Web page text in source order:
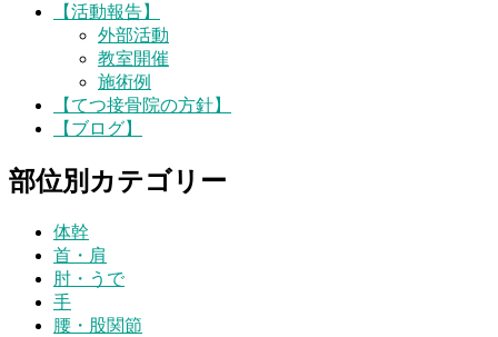
【活動報告】
外部活動
教室開催
施術例
【てつ接骨院の方針】
【ブログ】
部位別カテゴリー
体幹
首・肩
肘・うで
手
腰・股関節